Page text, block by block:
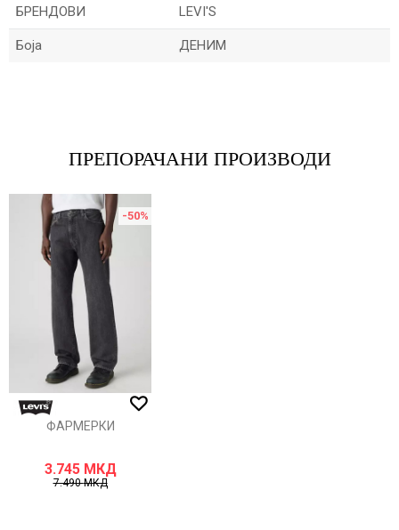
БРЕНДОВИ LEVI'S
Боја ДЕНИМ
Порака
ПРЕПОРАЧАНИ ПРОИЗВОДИ
-50%
ФАРМЕРКИ
3.745 МКД
7.490МКД